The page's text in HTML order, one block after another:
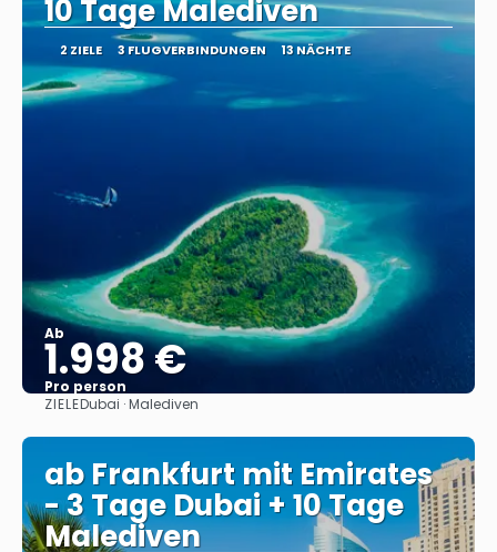
10 Tage Malediven
2 ZIELE 3 FLUGVERBINDUNGEN 13 NÄCHTE
Ab
1.998 €
Pro person
ZIELEDubai · Malediven
ab Frankfurt mit Emirates
- 3 Tage Dubai + 10 Tage
Malediven